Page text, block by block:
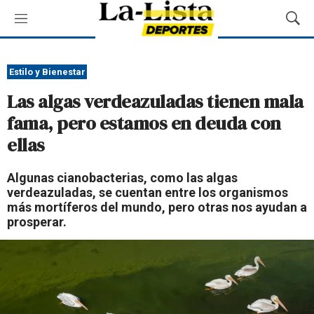
M
e
ú
M
o
a
r
e
d
Estilo y Bienestar
Las algas verdeazuladas tienen mala
fama, pero estamos en deuda con
ellas
Algunas cianobacterias, como las algas
verdeazuladas, se cuentan entre los organismos
más mortíferos del mundo, pero otras nos ayudan a
prosperar.